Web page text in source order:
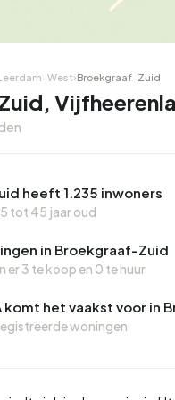
West›Broekgraaf-Zuid
heeft 1.235 inwoners
tot 45 jaar oud
in Broekgraaf-Zuid
er3 te koop en 0 te huur
komt het vaakst voor in
woningen